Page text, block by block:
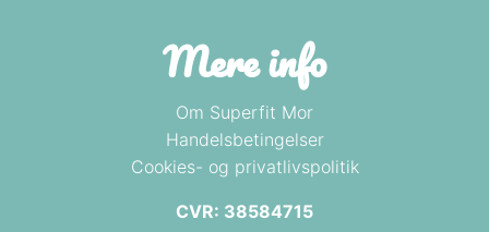
Mere info
Om Superfit Mor
Handelsbetingelser
Cookies- og privatlivspolitik
CVR: 38584715